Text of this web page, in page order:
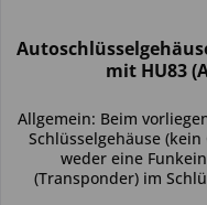
mit HU83
Allgemein: Beim
Schlüsselgehäuse
weder eine
(Transponder) im